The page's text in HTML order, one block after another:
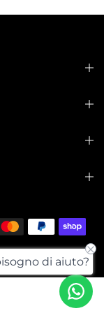
Riservati
di aiuto?